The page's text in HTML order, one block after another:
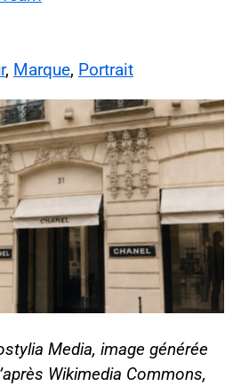
, Marque, Portrait
Media, image générée
Wikimedia Commons,